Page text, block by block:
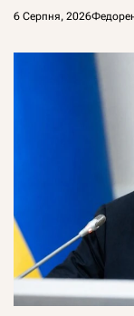
6 Серпня, 2026